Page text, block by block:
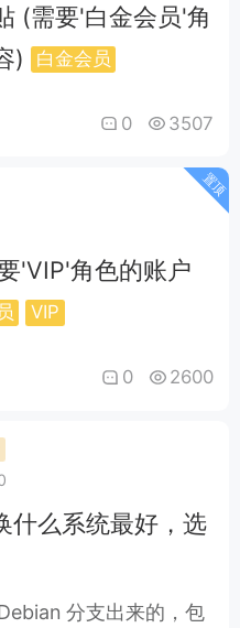
(需要'白金会员'角
)
白金会员
0 3507
置顶
'VIP'角色的账户
VIP
0 2600
什么系统最好，选
分支出来的，包